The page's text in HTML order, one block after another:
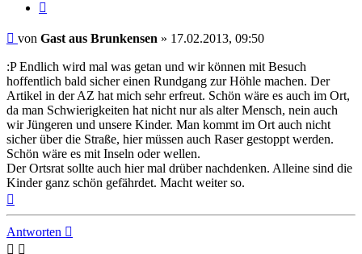
Beitrag
von Gast aus Brunkensen » 17.02.2013, 09:50
:P Endlich wird mal was getan und wir können mit Besuch
hoffentlich bald sicher einen Rundgang zur Höhle machen. Der
Artikel in der AZ hat mich sehr erfreut. Schön wäre es auch im Ort,
da man Schwierigkeiten hat nicht nur als alter Mensch, nein auch
wir Jüngeren und unsere Kinder. Man kommt im Ort auch nicht
sicher über die Straße, hier müssen auch Raser gestoppt werden.
Schön wäre es mit Inseln oder wellen.
Der Ortsrat sollte auch hier mal drüber nachdenken. Alleine sind die
Kinder ganz schön gefährdet. Macht weiter so.
Antworten